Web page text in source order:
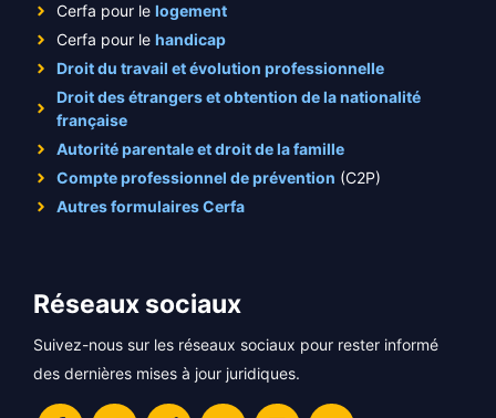
Cerfa pour le logement
Cerfa pour le handicap
Droit du travail et évolution professionnelle
Droit des étrangers et obtention de la nationalité
française
Autorité parentale et droit de la famille
Compte professionnel de prévention (C2P)
Autres formulaires Cerfa
Réseaux sociaux
Suivez-nous sur les réseaux sociaux pour rester informé
des dernières mises à jour juridiques.